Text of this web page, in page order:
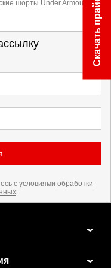
шорты Under Armour
с условиями обработки
Скачать прайс